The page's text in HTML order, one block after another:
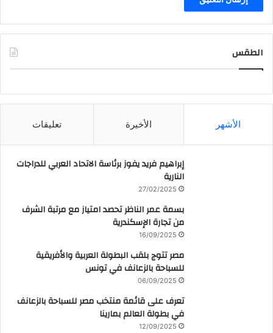
الطقس
الأشهر الأخيرة تعليقات
إبراهيم فريد يفوز برئاسة الاتحاد العربي للدراجات
النارية
27/02/2025
بسمة عمر الناظر تحصد امتياز مع مرتبة الشرف
من تجارة الإسكندرية
16/09/2025
مصر تتوج بلقب البطولة العربية والأفريقية
للسباحة بالزعانف في تونس
06/09/2025
تعرف على قائمة منتخب مصر للسباحة بالزعانف
في بطولة العالم بمارينا
12/09/2025